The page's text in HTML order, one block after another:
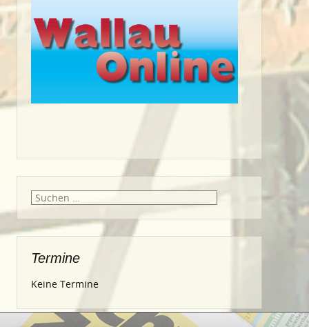
Suche
Termine
Keine Termine